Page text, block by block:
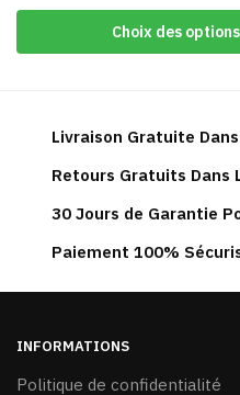
Choix des options
Ce
produit
options
peuvent
choisies
sur
Livraison Gratuite
Retours Gratuits Dans
30 Jours de Garantie
Paiement 100%
INFORMATIONS
Politique de confidentialité